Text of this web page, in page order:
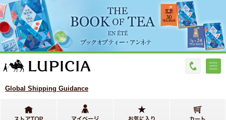
Global Shipping Guidance